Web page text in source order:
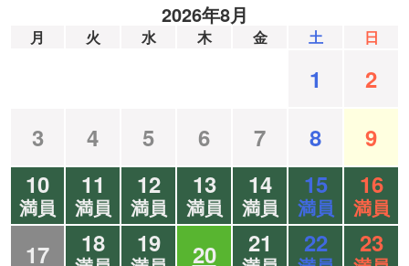
2026年8月
月 火 水 木 金 土 日
1
2
3
4 5 6 7 8
9
10
満員
11
満員
12
満員
13
満員
14
満員
15
満員
16
満員
17 18 19 20 21 22 23